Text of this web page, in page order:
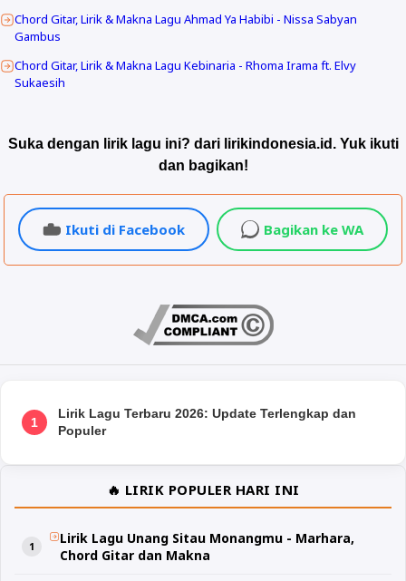
Chord Gitar, Lirik & Makna Lagu Ahmad Ya Habibi - Nissa Sabyan
Gambus
Chord Gitar, Lirik & Makna Lagu Kebinaria - Rhoma Irama ft. Elvy
Sukaesih
Suka dengan lirik lagu ini? dari lirikindonesia.id. Yuk ikuti
dan bagikan!
Ikuti di Facebook Bagikan ke WA
1
Lirik Lagu Terbaru 2026: Update Terlengkap dan
Populer
🔥 LIRIK POPULER HARI INI
Lirik Lagu Unang Sitau Monangmu - Marhara,
Chord Gitar dan Makna